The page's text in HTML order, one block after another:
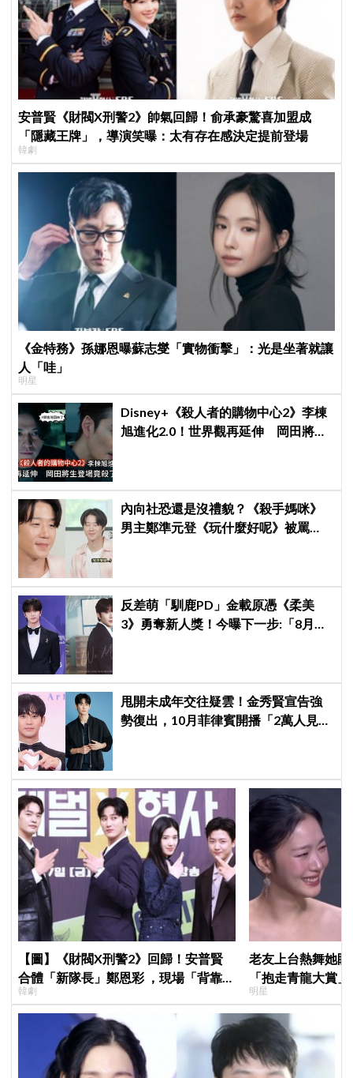
安普賢《財閥X刑警2》帥氣回歸！俞承豪驚喜加盟成
「隱藏王牌」，導演笑曝：太有存在感決定提前登場
韓劇
《金特務》孫娜恩曝蘇志燮「實物衝擊」：光是坐著就讓
人「哇」
明星
Disney+《殺人者的購物中心2》李棟
旭進化2.0！世界觀再延伸 岡田將生
內向社恐還是沒禮貌？《殺手媽咪》
男主鄭準元登《玩什麼好呢》被罵
反差萌「馴鹿PD」金載原憑《柔美
3》勇奪新人獎！今曝下一步:「8月底
甩開未成年交往疑雲！金秀賢宣告強
勢復出，10月菲律賓開播「2萬人見面
【圖】《財閥X刑警2》回歸！安普賢
合體「新隊長」鄭恩彩 ，現場「背靠背
比槍」霸氣爆棚
韓劇
老友上台熱舞她
「抱走青龍大賞
「呀！」真情流
明星